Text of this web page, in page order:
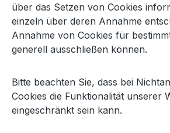
über das Setzen von Cookies
einzeln über deren Annahme
Annahme von Cookies für
generell ausschließen können.
Bitte beachten Sie, dass bei
Cookies die Funktionalität unserer
eingeschränkt sein kann.